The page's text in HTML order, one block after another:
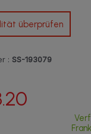
überprüfen
: SS-193079